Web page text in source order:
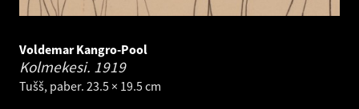
Voldemar Kangro-Pool
Kolmekesi. 1919
Tušš, paber. 23.5 × 19.5 cm